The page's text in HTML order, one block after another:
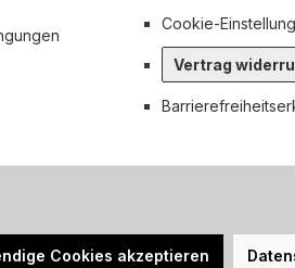
Cookie-
Vertrag
nicht anders angegeben.
Cookies akzeptieren